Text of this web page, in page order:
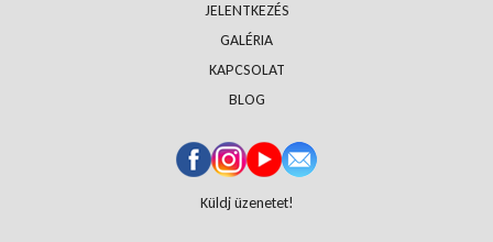
JELENTKEZÉS
GALÉRIA
KAPCSOLAT
BLOG
Küldj üzenetet!